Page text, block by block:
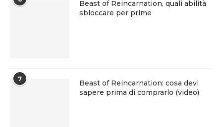
Beast of Reincarnation, quali abilità
sbloccare per prime
7
Beast of Reincarnation: cosa devi
sapere prima di comprarlo (video)